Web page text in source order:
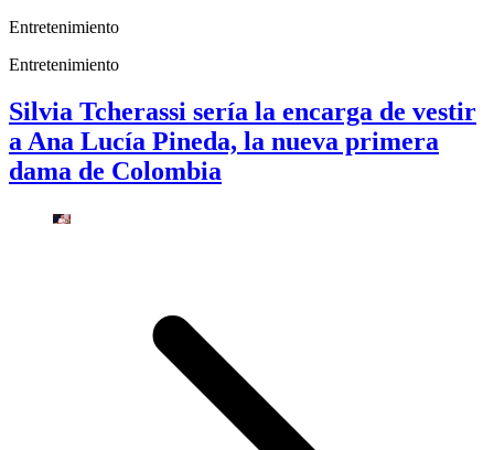
Entretenimiento
Entretenimiento
Silvia Tcherassi sería la encarga de vestir
a Ana Lucía Pineda, la nueva primera
dama de Colombia